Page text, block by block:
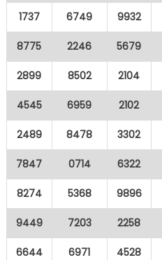
1737 6749 9932
8775 2246 5679
2899 8502 2104
4545 6959 2102
2489 8478 3302
7847 0714 6322
8274 5368 9896
9449 7203 2258
6644 6971 4528